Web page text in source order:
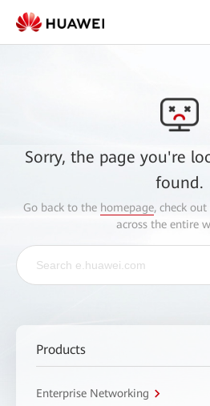
Sorry, the page you're
found.
Go back to the homepage, check
across the entire
Products
Enterprise Networking